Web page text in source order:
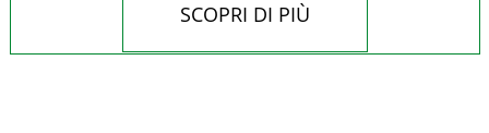
SCOPRI DI PIÙ